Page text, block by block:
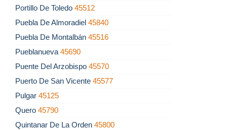
Portillo De Toledo 45512
Puebla De Almoradiel 45840
Puebla De Montalbán 45516
Pueblanueva 45690
Puente Del Arzobispo 45570
Puerto De San Vicente 45577
Pulgar 45125
Quero 45790
Quintanar De La Orden 45800